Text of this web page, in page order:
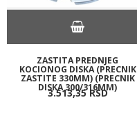
ZASTITA PREDNJEG
KOCIONOG DISKA (PRECNIK
ZASTITE 330MM) (PRECNIK
DISKA 300/316MM)
3.513,35 RSD